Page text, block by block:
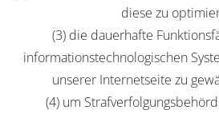
diese zu
(3) die dauerhafte
informationstechnologischen
unserer Internetseite zu
(4) um